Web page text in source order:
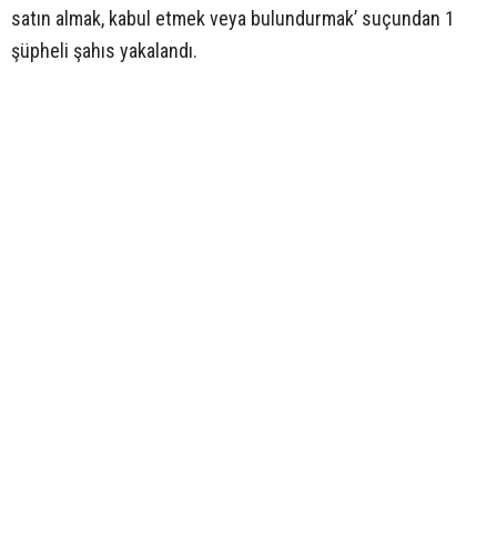
satın almak, kabul etmek veya bulundurmak’ suçundan 1
şüpheli şahıs yakalandı.